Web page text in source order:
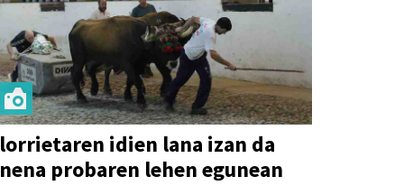
idien lana izan da
probaren lehen egunean